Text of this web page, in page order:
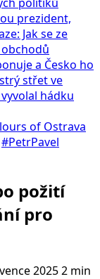
prezident,
Jak se ze
a Česko ho
střet ve
hádku
of Ostrava
#PetrPavel
požití
pro
20252 min